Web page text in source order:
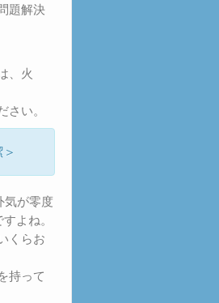
題解決
、火
い。
気が零度
よね。
くらお
持って